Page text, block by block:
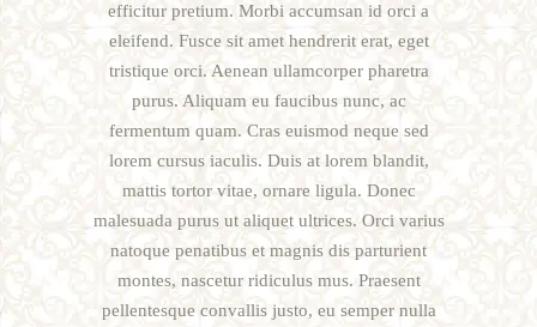
efficitur pretium. Morbi accumsan id orci a
eleifend. Fusce sit amet hendrerit erat, eget
tristique orci. Aenean ullamcorper pharetra
purus. Aliquam eu faucibus nunc, ac
fermentum quam. Cras euismod neque sed
lorem cursus iaculis. Duis at lorem blandit,
mattis tortor vitae, ornare ligula. Donec
malesuada purus ut aliquet ultrices. Orci varius
natoque penatibus et magnis dis parturient
montes, nascetur ridiculus mus. Praesent
pellentesque convallis justo, eu semper nulla